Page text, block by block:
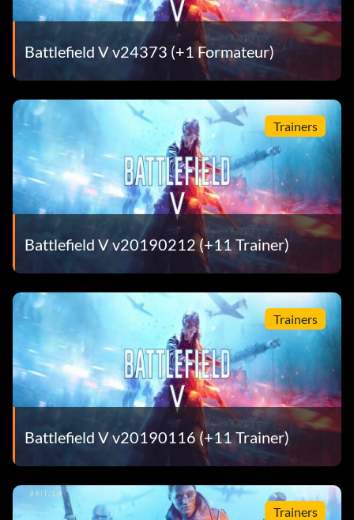
Battlefield V v24373 (+1 Formateur)
Trainers
Battlefield V v20190212 (+11 Trainer)
Trainers
Battlefield V v20190116 (+11 Trainer)
Trainers